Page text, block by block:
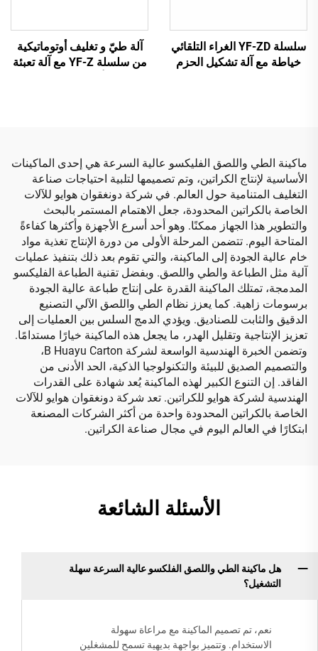
سلسلة YF-ZD الغراء التلقائي
خياطة مع آلة تشكيل الحزم
آلة طيّ و تغليف أوتوماتيكية
من سلسلة YF-Z مع آلة تعبئة
ماكينة الطي واللصق الفليكسو عالية السرعة هي إحدى الماكينات
الأساسية لإنتاج الكراتين، وتم تصميمها لتلبية احتياجات صناعة
التغليف المتنامية حول العالم. في شركة دونغقوان هوايو للآلات
الخاصة بالكراتين المحدودة، جعل الاهتمام المستمر بالبحث
والتطوير هذا الجهاز ممكنًا. وهو أحد أسرع الأجهزة وأكثرها كفاءةً
المتاحة اليوم. تتضمن المرحلة الأولى من دورة الإنتاج تغذية مواد
خام عالية الجودة إلى الماكينة، والتي تقوم بعد ذلك بتنفيذ عمليات
آلية مثل الطباعة والطي واللصق. وبفضل تقنية الطباعة الفليكسو
المدمجة، تمتلك الماكينة القدرة على إنتاج طباعة عالية الجودة
برسومات زاهية. كما يعزز نظام الطي واللصق الآلي التصنيع
الدقيق والثابت للصناديق. ويؤدي الدمج السلس بين العمليات إلى
تعزيز الإنتاجية وتقليل الهدر، ما يجعل هذه الماكينة خيارًا مستدامًا.
وتضمن الخبرة الهندسية الواسعة لشركة B Huayu Carton،
والتصميم الصديق للبيئة والتكنولوجيا الذكية، الحد الأدنى من
الفاقد. إن التنوع الكبير لهذه الماكينة يُعد شهادة على القدرات
الهندسية لشركة هوايو للكراتين. تعد شركة دونغقوان هوايو للآلات
الخاصة بالكراتين المحدودة واحدة من أكثر الشركات المصنعة
ابتكارًا في العالم اليوم في مجال صناعة الكراتين.
الأسئلة الشائعة
هل ماكينة الطي واللصق الفلكسو عالية السرعة سهلة
التشغيل؟
نعم، تم تصميم الماكينة مع مراعاة سهولة
الاستخدام. وتتميز بواجهة بديهية تسمح للمشغلين